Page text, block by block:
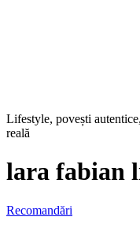
Lifestyle, povești
reală
lara fabian
Recomandări